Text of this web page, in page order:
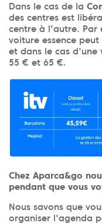
Dans le cas de la
des centres est
centre à l'autre. Par
voiture essence
et dans le cas d'une
55 € et 65 €.
Chez Aparca&go
pendant que vous
Nous savons que
organiser l'agenda